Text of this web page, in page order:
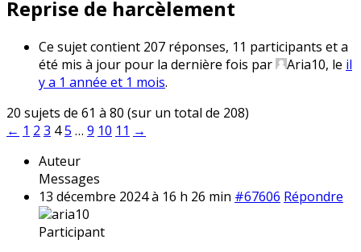
Reprise de harcèlement
Ce sujet contient 207 réponses, 11 participants et a
été mis à jour pour la dernière fois par
Aria10, le il
y a 1 année et 1 mois.
20 sujets de 61 à 80 (sur un total de 208)
← 1 2 3 45 … 9 10 11 →
Auteur
Messages
13 décembre 2024 à 16 h 26 min #67606 Répondre
aria10
Participant